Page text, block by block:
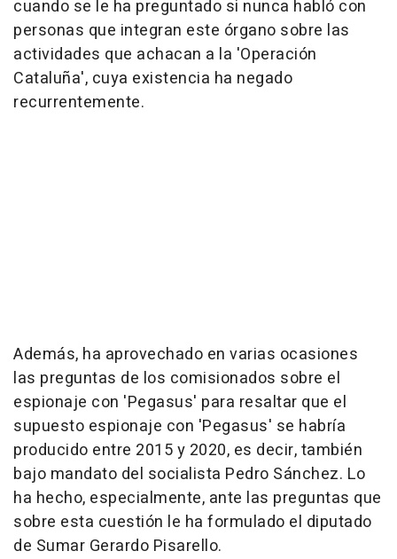
cuando se le ha preguntado si nunca habló con
personas que integran este órgano sobre las
actividades que achacan a la 'Operación
Cataluña', cuya existencia ha negado
recurrentemente.
Además, ha aprovechado en varias ocasiones
las preguntas de los comisionados sobre el
espionaje con 'Pegasus' para resaltar que el
supuesto espionaje con 'Pegasus' se habría
producido entre 2015 y 2020, es decir, también
bajo mandato del socialista Pedro Sánchez. Lo
ha hecho, especialmente, ante las preguntas que
sobre esta cuestión le ha formulado el diputado
de Sumar Gerardo Pisarello.